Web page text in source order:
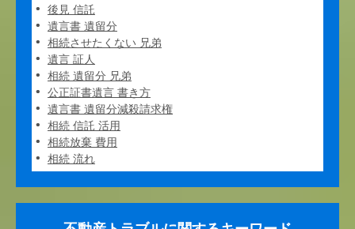
後見 信託
遺言書 遺留分
相続させたくない 兄弟
遺言 証人
相続 遺留分 兄弟
公正証書遺言 書き方
遺言書 遺留分減殺請求権
相続 信託 活用
相続放棄 費用
相続 流れ